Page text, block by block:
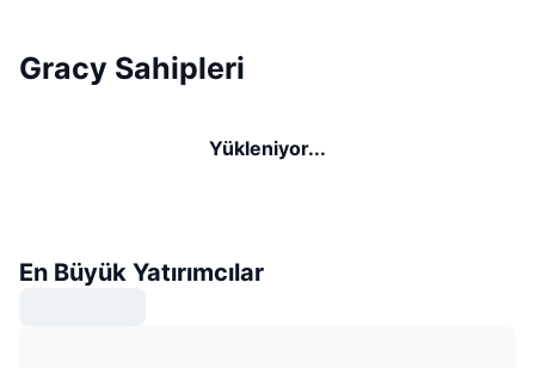
Gracy Sahipleri
Yükleniyor...
En Büyük Yatırımcılar